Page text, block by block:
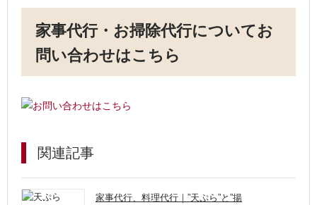
家事代行・お掃除代行についてお
問い合わせはこちら
関連記事
家事代行、料理代行｜”天ぷら”と”揚